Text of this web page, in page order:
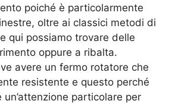
poiché è particolarmente
oltre ai classici metodi di
qui possiamo trovare delle
oppure a ribalta.
avere un fermo rotatore che
resistente e questo perché
un’attenzione particolare per